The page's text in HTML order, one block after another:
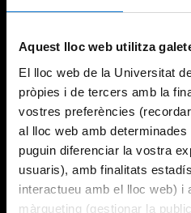
Aquest lloc web utilitza
El lloc web de la Universitat
pròpies i de tercers amb la
vostres preferències
al lloc web amb
puguin diferenciar la vostra
usuaris), amb finalitats
interactueu amb el lloc web) i
màrqueting (gestionar la